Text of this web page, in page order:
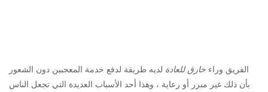
الفريق وراء خارق للعادة لديه طريقة لدفع خدمة المعجبين دون الشعور
بأن ذلك غير مبرر أو رعاية ، وهذا أحد الأسباب العديدة التي تجعل الناس